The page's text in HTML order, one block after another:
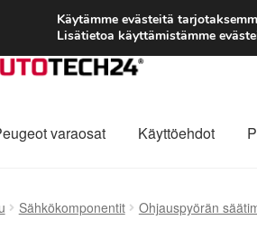
varaosat Käyttöehdot
Sähkökomponentit Ohjauspyörän
Käytämme evästeitä
Lisätietoa käyttämistämme